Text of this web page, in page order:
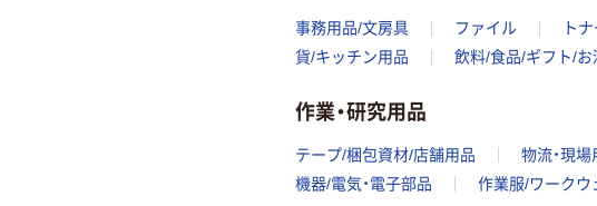
事務用品/文房具 ファイル ト
貨/キッチン用品
飲料/食品/ギフト/お
作業・研究用品
テープ/梱包資材/店舗用品 物流・現
機器/電気・電子部品
作業服/ワークウ